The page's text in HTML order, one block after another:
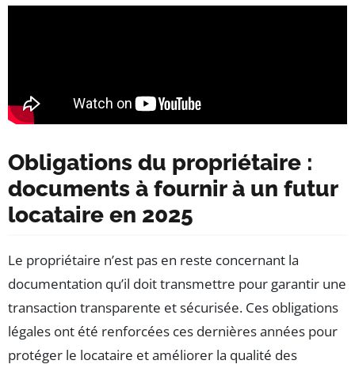
Obligations du propriétaire :
documents à fournir à un futur
locataire en 2025
Le propriétaire n’est pas en reste concernant la
documentation qu’il doit transmettre pour garantir une
transaction transparente et sécurisée. Ces obligations
légales ont été renforcées ces dernières années pour
protéger le locataire et améliorer la qualité des